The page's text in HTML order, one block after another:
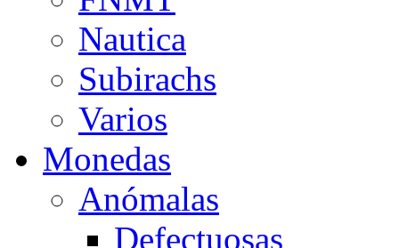
Nautica
Subirachs
Varios
Monedas
Anómalas
Defectuosas